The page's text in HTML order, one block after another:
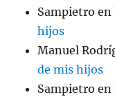
Sampietro en
hijos
Manuel
de mis hijos
Sampietro en